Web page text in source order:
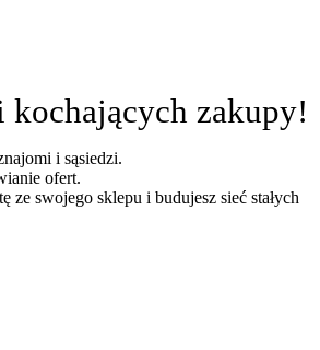
zakupy!
i sąsiedzi.
ofert.
ze swojego sklepu i budujesz sieć stałych